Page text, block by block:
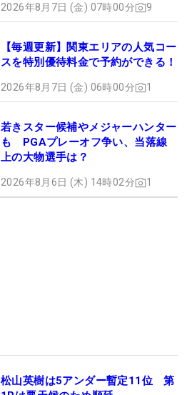
2026年8月7日 (金) 07時00分 9
【毎週更新】関東エリアの人気コー
スを特別優待料金で予約ができる！
2026年8月7日 (金) 06時00分 1
若きスター候補やメジャーハンター
も PGAプレーオフ争い、当落線
上の大物選手は？
2026年8月6日 (木) 14時02分 1
松山英樹は5アンダー暫定11位 第